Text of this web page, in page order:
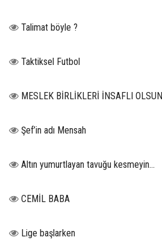
Talimat böyle ?
Taktiksel Futbol
MESLEK BİRLİKLERİ İNSAFLI OLSUN
Şef’in adı Mensah
Altın yumurtlayan tavuğu kesmeyin…
CEMİL BABA
Lige başlarken